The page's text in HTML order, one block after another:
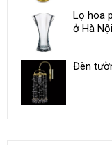
Lọ hoa
ở Hà Nội
Đèn